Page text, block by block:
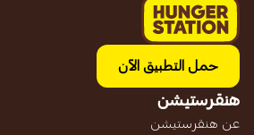
حمل التطبيق الآن
هنقرستيشن
عن هنقرستيشن